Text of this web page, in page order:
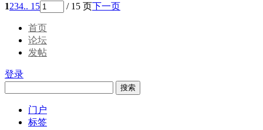
1234.. 15 / 15 页下一页
首页
论坛
发帖
登录
搜索
门户
标签